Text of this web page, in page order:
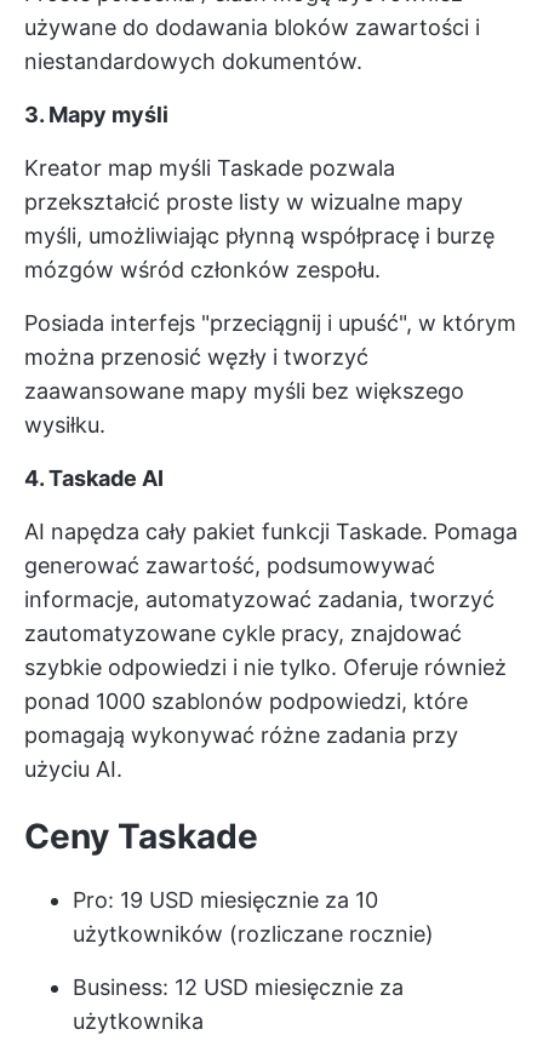
używane do dodawania bloków zawartości i
niestandardowych dokumentów.
3. Mapy myśli
Kreator map myśli Taskade pozwala
przekształcić proste listy w wizualne mapy
myśli, umożliwiając płynną współpracę i burzę
mózgów wśród członków zespołu.
Posiada interfejs "przeciągnij i upuść", w którym
można przenosić węzły i tworzyć
zaawansowane mapy myśli bez większego
wysiłku.
4. Taskade AI
AI napędza cały pakiet funkcji Taskade. Pomaga
generować zawartość, podsumowywać
informacje, automatyzować zadania, tworzyć
zautomatyzowane cykle pracy, znajdować
szybkie odpowiedzi i nie tylko. Oferuje również
ponad 1000 szablonów podpowiedzi, które
pomagają wykonywać różne zadania przy
użyciu AI.
Ceny Taskade
Pro: 19 USD miesięcznie za 10
użytkowników (rozliczane rocznie)
Business: 12 USD miesięcznie za
użytkownika